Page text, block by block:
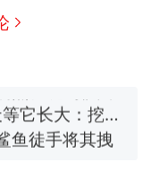
肉大王”称
出？中国烹饪
鱼徒手将其拽
呼震惊 （视频